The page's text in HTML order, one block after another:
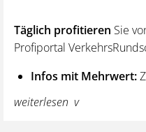
Täglich profitieren Sie
Profiportal
Infos mit Mehrwert:
und
wie z. B. bei den Lenk-
weiterlesen